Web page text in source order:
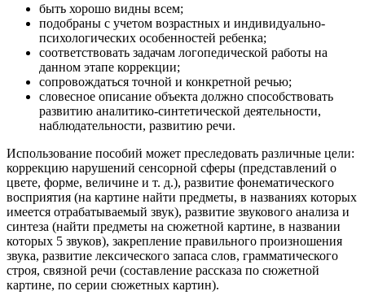
быть хорошо видны всем;
подобраны с учетом возрастных и индивидуально-
психологических особенностей ребенка;
соответствовать задачам логопедической работы на
данном этапе коррекции;
сопровождаться точной и конкретной речью;
словесное описание объекта должно способствовать
развитию аналитико-синтетической деятельности,
наблюдательности, развитию речи.
Использование пособий может преследовать различные цели:
коррекцию нарушений сенсорной сферы (представлений о
цвете, форме, величине и т. д.), развитие фонематического
восприятия (на картине найти предметы, в названиях которых
имеется отрабатываемый звук), развитие звукового анализа и
синтеза (найти предметы на сюжетной картине, в названии
которых 5 звуков), закрепление правильного произношения
звука, развитие лексического запаса слов, грамматического
строя, связной речи (составление рассказа по сюжетной
картине, по серии сюжетных картин).